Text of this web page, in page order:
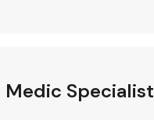
Medic Specialist